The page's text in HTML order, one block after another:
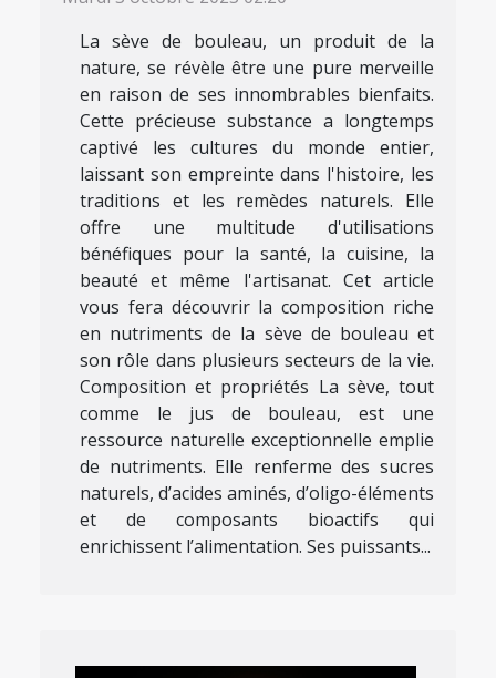
La sève de bouleau, un produit de la
nature, se révèle être une pure merveille
en raison de ses innombrables bienfaits.
Cette précieuse substance a longtemps
captivé les cultures du monde entier,
laissant son empreinte dans l'histoire, les
traditions et les remèdes naturels. Elle
offre une multitude d'utilisations
bénéfiques pour la santé, la cuisine, la
beauté et même l'artisanat. Cet article
vous fera découvrir la composition riche
en nutriments de la sève de bouleau et
son rôle dans plusieurs secteurs de la vie.
Composition et propriétés La sève, tout
comme le jus de bouleau, est une
ressource naturelle exceptionnelle emplie
de nutriments. Elle renferme des sucres
naturels, d’acides aminés, d’oligo-éléments
et de composants bioactifs qui
enrichissent l’alimentation. Ses puissants...